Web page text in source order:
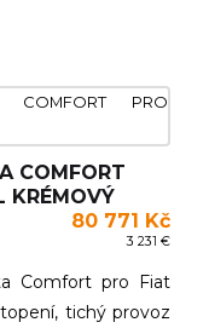
COMFORT
KRÉMOVÝ
80 771 Kč
3 231 €
Comfort pro Fiat
tichý provoz